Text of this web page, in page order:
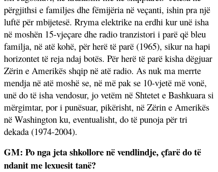
përgjithsi e familjes dhe fëmijëria në veçanti, ishin pra një
luftë për mbijetesë. Rryma elektrike na erdhi kur unë isha
në moshën 15-vjeçare dhe radio tranzistori i parë që bleu
familja, në atë kohë, për herë të parë (1965), sikur na hapi
horizontet të reja ndaj botës. Për herë të parë kisha dëgjuar
Zërin e Amerikës shqip në atë radio. As nuk ma merrte
mendja në atë moshë se, në më pak se 10-vjetë më vonë,
unë do të isha vendosur, jo vetëm në Shtetet e Bashkuara si
mërgimtar, por i punësuar, pikërisht, në Zërin e Amerikës
në Washington ku, eventualisht, do të punoja për tri
dekada (1974-2004).
GM: Po nga jeta shkollore në vendlindje, çfarë do të
ndanit me lexuesit tanë?